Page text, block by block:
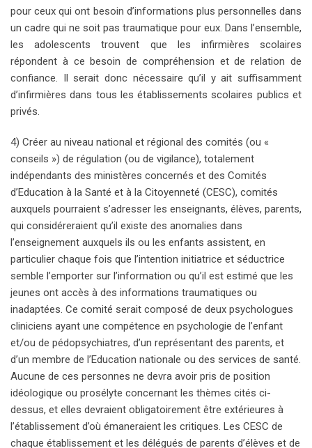
pour ceux qui ont besoin d’informations plus personnelles dans
un cadre qui ne soit pas traumatique pour eux. Dans l’ensemble,
les adolescents trouvent que les infirmières scolaires
répondent à ce besoin de compréhension et de relation de
confiance. Il serait donc nécessaire qu’il y ait suffisamment
d’infirmières dans tous les établissements scolaires publics et
privés.
4) Créer au niveau national et régional des comités (ou «
conseils ») de régulation (ou de vigilance), totalement
indépendants des ministères concernés et des Comités
d’Education à la Santé et à la Citoyenneté (CESC), comités
auxquels pourraient s’adresser les enseignants, élèves, parents,
qui considéreraient qu’il existe des anomalies dans
l’enseignement auxquels ils ou les enfants assistent, en
particulier chaque fois que l’intention initiatrice et séductrice
semble l’emporter sur l’information ou qu’il est estimé que les
jeunes ont accès à des informations traumatiques ou
inadaptées. Ce comité serait composé de deux psychologues
cliniciens ayant une compétence en psychologie de l’enfant
et/ou de pédopsychiatres, d’un représentant des parents, et
d’un membre de l’Education nationale ou des services de santé.
Aucune de ces personnes ne devra avoir pris de position
idéologique ou prosélyte concernant les thèmes cités ci-
dessus, et elles devraient obligatoirement être extérieures à
l’établissement d’où émaneraient les critiques. Les CESC de
chaque établissement et les délégués de parents d’élèves et de